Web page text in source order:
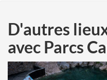
D'autres
avec Parcs